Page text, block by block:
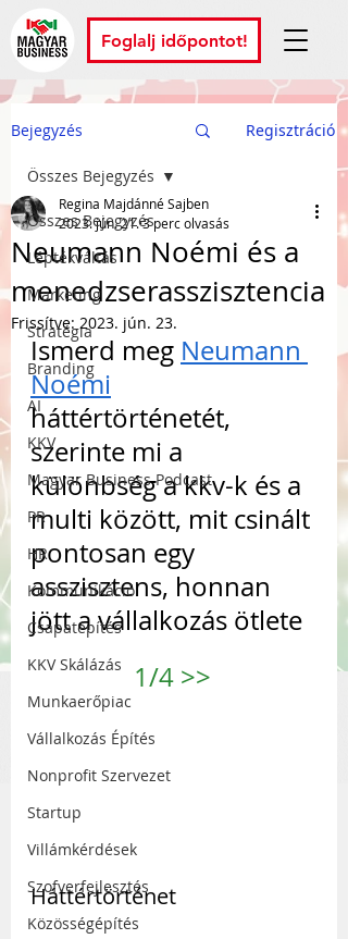
Foglalj időpontot!
Bejegyzés Regisztráció
Összes Bejegyzés
Léptékváltás
Marketing
Stratégia
Branding
AI
KKV
Magyar Business Podcast
PR
HR
Kommunikáció
Csapatépítés
KKV Skálázás
Munkaerőpiac
Vállalkozás Építés
Nonprofit Szervezet
Startup
Villámkérdések
Szofverfejlesztés
Közösségépítés
Összes Bejegyzés
Neumann Noémi és a
menedzserasszisztencia
Regina Majdánné Sajben
2023. jún. 21.3 perc olvasás
Frissítve: 2023. jún. 23.
Ismerd meg Neumann
Noémi
háttértörténetét,
szerinte mi a
különbség a kkv-k és a
multi között, mit csinált
pontosan egy
asszisztens, honnan
jött a vállalkozás ötlete
1/4 >>
Háttértörténet